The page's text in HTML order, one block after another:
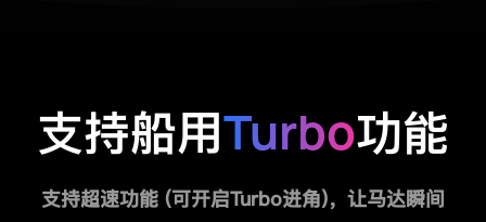
支持船用Turbo功能
支持超速功能 (可开启Turbo进角)，让马达瞬间